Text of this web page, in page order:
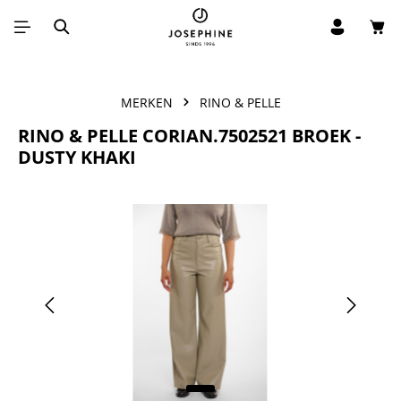
Ga naar de hoofdinhoud
MERKEN RINO & PELLE
RINO & PELLE CORIAN.7502521 BROEK -
DUSTY KHAKI
Afbeeldingengalerij overslaan